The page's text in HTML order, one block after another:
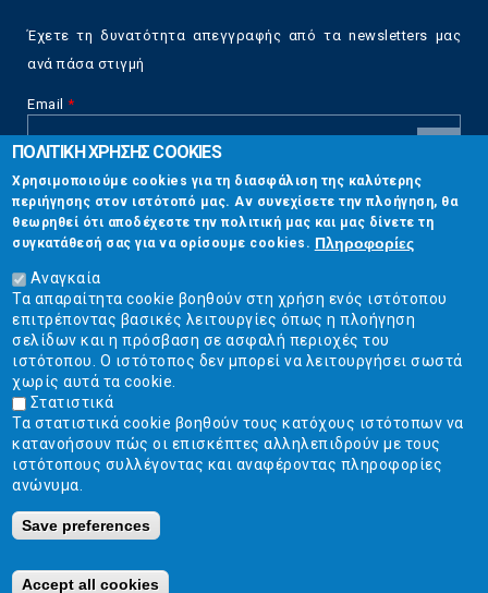
Έχετε τη δυνατότητα απεγγραφής από τα newsletters μας
ανά πάσα στιγμή
Email *
CAPTCHA
This
question is
for testing
whether or
not you are a
human visitor
and to
prevent
automated
spam
submissions.
5+2
Επικοινωνία
Στουρνάρη 17, Αθήνα 10683
2103304444
info@ekpizo.gr
www.ekpizo.gr
Δευ - Πεμ:10:00 πμ - 2:00 μμ
Σάβ - Κυρ: Κλειστά
Κατασκευή ιστοσελίδων Istology | Web & Marketing Solutions
ΠΟΛΙΤΙΚΗ ΧΡΗΣΗΣ COOKIES
Χρησιμοποιούμε cookies για τη διασφάλιση της καλύτερης
περιήγησης στον ιστότοπό μας. Αν συνεχίσετε την πλοήγηση, θα
θεωρηθεί ότι αποδέχεστε την πολιτική μας και μας δίνετε τη
συγκατάθεσή σας για να ορίσουμε cookies. Πληροφορίες
Αναγκαία
Τα απαραίτητα cookie βοηθούν στη χρήση ενός ιστότοπου
επιτρέποντας βασικές λειτουργίες όπως η πλοήγηση
σελίδων και η πρόσβαση σε ασφαλή περιοχές του
ιστότοπου. Ο ιστότοπος δεν μπορεί να λειτουργήσει σωστά
χωρίς αυτά τα cookie.
Στατιστικά
Τα στατιστικά cookie βοηθούν τους κατόχους ιστότοπων να
κατανοήσουν πώς οι επισκέπτες αλληλεπιδρούν με τους
ιστότοπους συλλέγοντας και αναφέροντας πληροφορίες
ανώνυμα.
Save preferences
Accept all cookies